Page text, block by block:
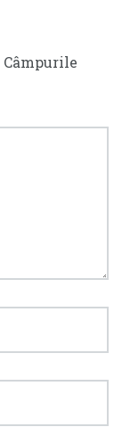
Câmpurile